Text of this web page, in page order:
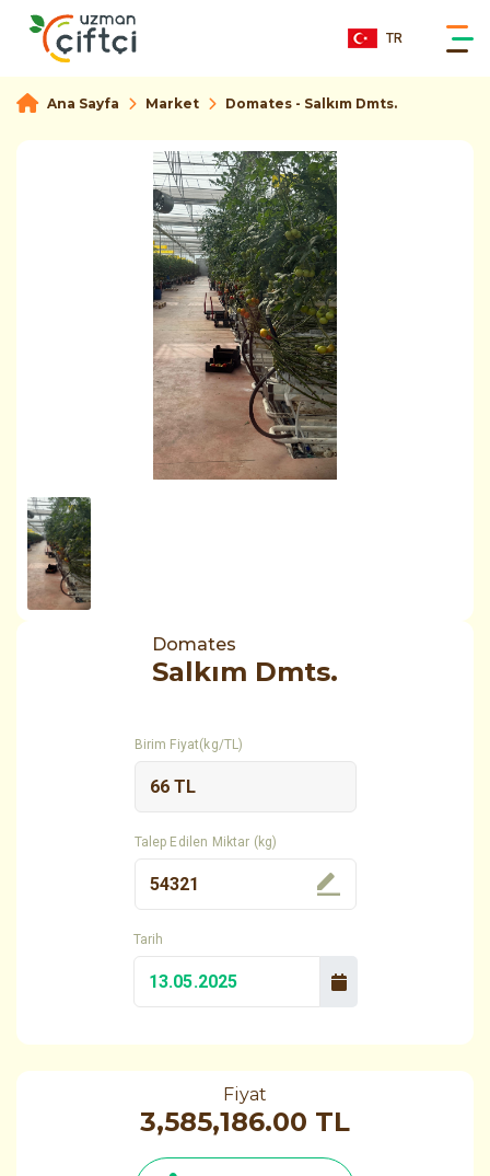
TR
Ana Sayfa Market Domates - Salkım Dmts.
Domates
Salkım Dmts.
Birim Fiyat(kg/TL)
Talep Edilen Miktar (kg)
Tarih
Fiyat
3,585,186.00 TL